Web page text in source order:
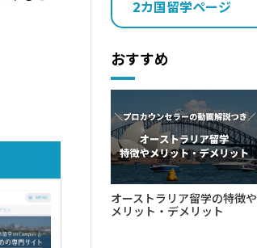
2カ国留学ページ
おすすめ
オーストラリア留学の特徴や
メリット・デメリット